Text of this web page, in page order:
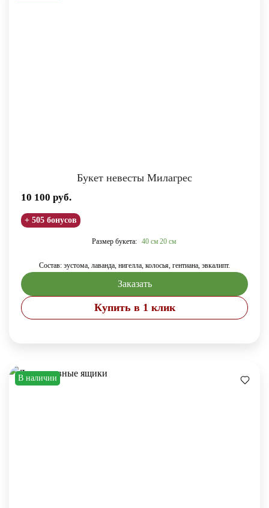
Букет невесты Милагрес
10 100 руб.
+ 505 бонусов
Размер букета: 40 см 20 см
Состав: эустома, лаванда, нигелла, колосья, гентиана, эвкалипт.
Заказать
Купить в 1 клик
В наличии